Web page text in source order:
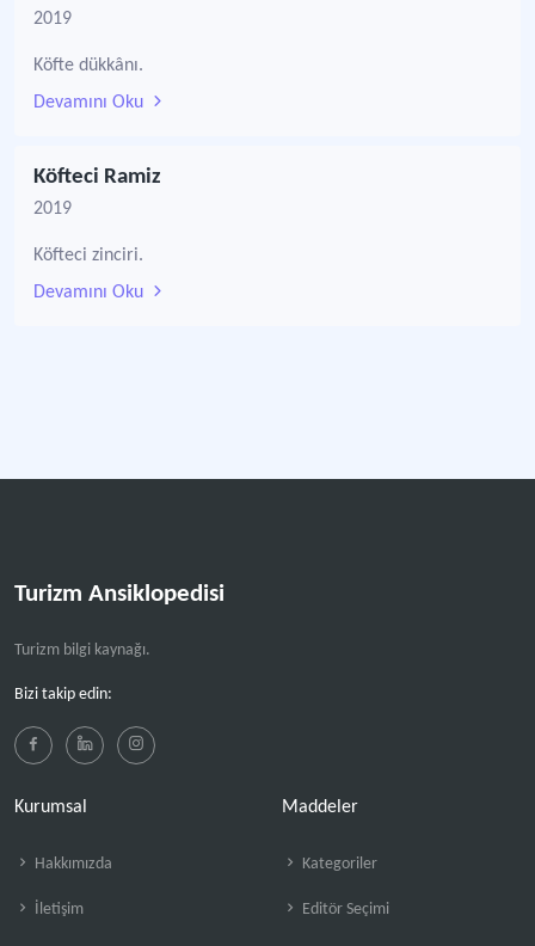
2019
Köfte dükkânı.
Devamını Oku
Köfteci Ramiz
2019
Köfteci zinciri.
Devamını Oku
Turizm Ansiklopedisi
Turizm bilgi kaynağı.
Bizi takip edin:
Kurumsal
Hakkımızda
İletişim
Maddeler
Kategoriler
Editör Seçimi